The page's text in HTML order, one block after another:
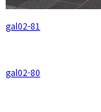
gal02-81
gal02-80